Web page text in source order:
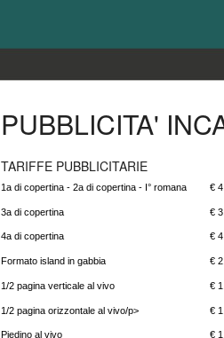
PUBBLICITA'
TARIFFE PUBBLICITARIE
€
1a di copertina - 2a di copertina - I° romana
€
3a di copertina
€
4a di copertina
€
Formato island in gabbia
€
1/2 pagina verticale al vivo
€
1/2 pagina orizzontale al vivo/p>
€
Piedino al vivo